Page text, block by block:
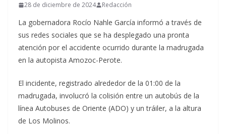
28 de diciembre de 2024 Redacción
La gobernadora Rocío Nahle García informó a través de
sus redes sociales que se ha desplegado una pronta
atención por el accidente ocurrido durante la madrugada
en la autopista Amozoc-Perote.
El incidente, registrado alrededor de la 01:00 de la
madrugada, involucró la colisión entre un autobús de la
línea Autobuses de Oriente (ADO) y un tráiler, a la altura
de Los Molinos.